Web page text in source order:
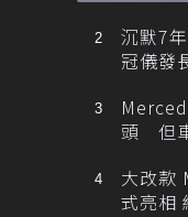
沉默7
冠儀發
頭 但
大改款
式亮相